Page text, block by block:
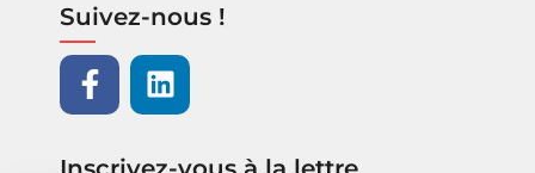
Suivez-nous !